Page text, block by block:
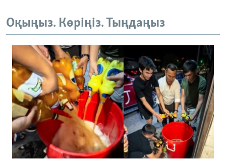
Оқыңыз. Көріңіз. Тыңдаңыз